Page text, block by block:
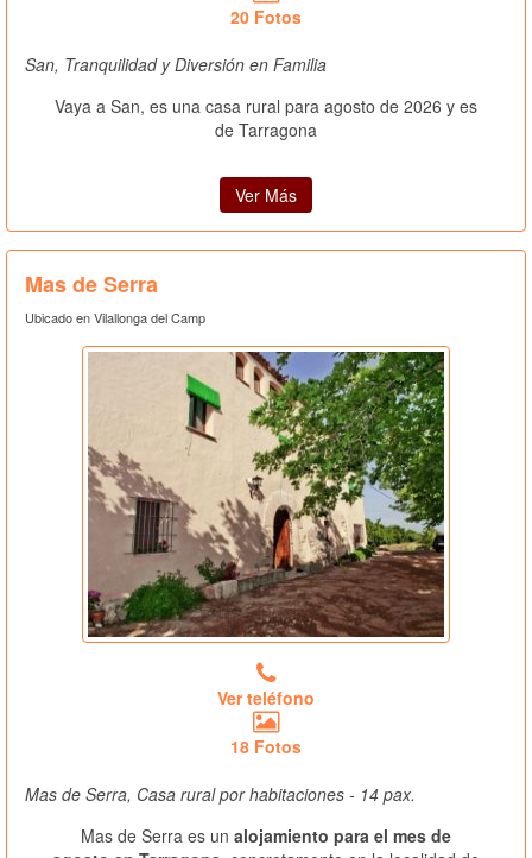
20 Fotos
San, Tranquilidad y Diversión en Familia
Vaya a San, es una casa rural para agosto de 2026 y es
de Tarragona
Ver Más
Mas de Serra
Ubicado en Vilallonga del Camp
Ver teléfono
18 Fotos
Mas de Serra, Casa rural por habitaciones - 14 pax.
Mas de Serra es un alojamiento para el mes de